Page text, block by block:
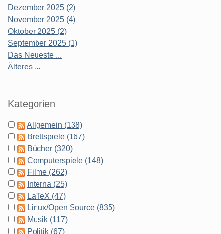
Dezember 2025 (2)
November 2025 (4)
Oktober 2025 (2)
September 2025 (1)
Das Neueste ...
Älteres ...
Kategorien
Allgemein (138)
Brettspiele (167)
Bücher (320)
Computerspiele (148)
Filme (262)
Interna (25)
LaTeX (47)
Linux/Open Source (835)
Musik (117)
Politik (67)